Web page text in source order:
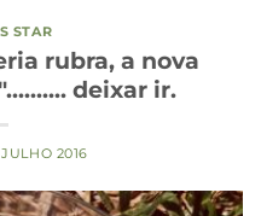
STAR
rubra, a nova
deixar ir.
JULHO 2016